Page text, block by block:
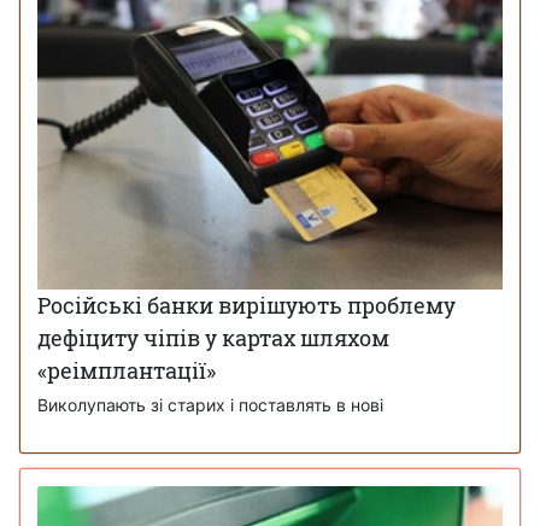
Російські банки вирішують проблему
дефіциту чіпів у картах шляхом
«реімплантації»
Виколупають зі старих і поставлять в нові